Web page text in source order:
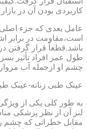
کاربردی بودن آن در
عامل بعدی که جزء
طول عمر افراد تأثیر
چشم او ازجمله آب
عینک طبی زنانه-عینک
به طور کلی یکی از
لنز آن از نظر پزشکی
مقابل خطراتی که چشم